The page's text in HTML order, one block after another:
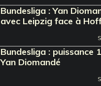
Bundesliga : Yan
avec Leipzig face à
Bundesliga : puissance
Yan Diomandé